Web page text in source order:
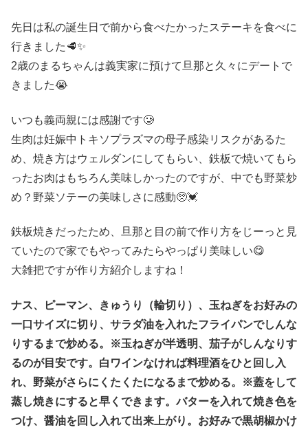
先日は私の誕生日で前から食べたかったステーキを食べに
行きました🥩✨
2歳のまるちゃんは義実家に預けて旦那と久々にデートで
きました😭
いつも義両親には感謝です🥲
生肉は妊娠中トキソプラズマの母子感染リスクがあるた
め、焼き方はウェルダンにしてもらい、鉄板で焼いてもら
ったお肉はもちろん美味しかったのですが、中でも野菜炒
め？野菜ソテーの美味しさに感動🥺💓
鉄板焼きだったため、旦那と目の前で作り方をじーっと見
ていたので家でもやってみたらやっぱり美味しい😋
大雑把ですが作り方紹介しますね！
ナス、ピーマン、きゅうり（輪切り）、玉ねぎをお好みの
一口サイズに切り、サラダ油を入れたフライパンでしんな
りするまで炒める。※玉ねぎが半透明、茄子がしんなりす
るのが目安です。白ワインなければ料理酒をひと回し入
れ、野菜がさらにくたくたになるまで炒める。※蓋をして
蒸し焼きにすると早くできます。バターを入れて焼き色を
つけ、醤油を回し入れて出来上がり。お好みで黒胡椒かけ